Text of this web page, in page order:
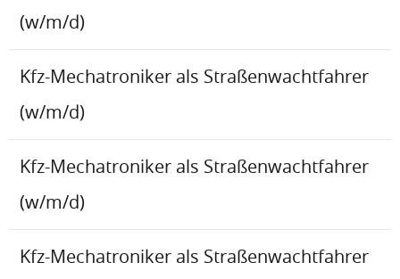
(w/m/d)
Kfz-Mechatroniker als Straßenwachtfahrer
(w/m/d)
Kfz-Mechatroniker als Straßenwachtfahrer
(w/m/d)
Kfz-Mechatroniker als Straßenwachtfahrer